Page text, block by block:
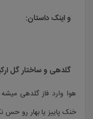
و اینک داستان:
گلدهی و ساختار گل
هوا وارد فاز گلدهی
خنک پاییز یا بهار رو